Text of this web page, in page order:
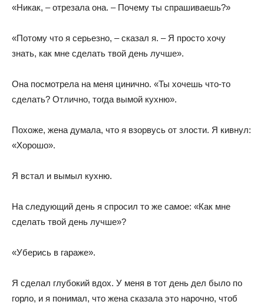
«Никак, – отрезала она. – Почему ты спрашиваешь?»
«Потому что я серьезно, – сказал я. – Я просто хочу
знать, как мне сделать твой день лучше».
Она посмотрела на меня цинично. «Ты хочешь что-то
сделать? Отлично, тогда вымой кухню».
Похоже, жена думала, что я взорвусь от злости. Я кивнул:
«Хорошо».
Я встал и вымыл кухню.
На следующий день я спросил то же самое: «Как мне
сделать твой день лучше»?
«Уберись в гараже».
Я сделал глубокий вдох. У меня в тот день дел было по
горло, и я понимал, что жена сказала это нарочно, чтоб